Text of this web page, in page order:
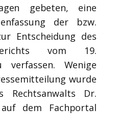
gebeten, eine
der bzw.
Entscheidung des
vom 19.
verfassen. Wenige
wurde
Rechtsanwalts Dr.
dem Fachportal